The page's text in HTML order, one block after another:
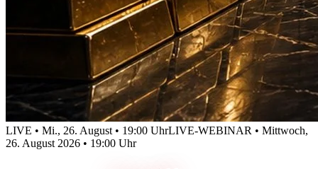
LIVE • Mi., 26. August • 19:00 UhrLIVE-WEBINAR • Mittwoch,
26. August 2026 • 19:00 Uhr